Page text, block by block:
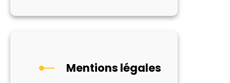
aux
Mentions légales